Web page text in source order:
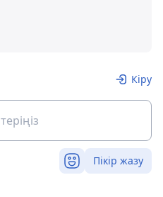
Кіру
Пікір жазу